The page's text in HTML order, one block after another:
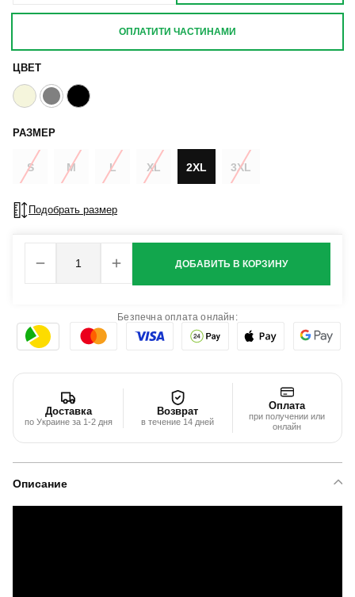
ЦВЕТ
РАЗМЕР
S M L XL 2XL 3XL
Подобрать размер
ДОБАВИТЬ В КОРЗИНУ
ОПЛАТИТИ ЧАСТИНАМИ
Безпечна оплата онлайн:
Доставка
по Украине за 1-2 дня
Возврат
в течение 14 дней
Оплата
при получении или
онлайн
Описание